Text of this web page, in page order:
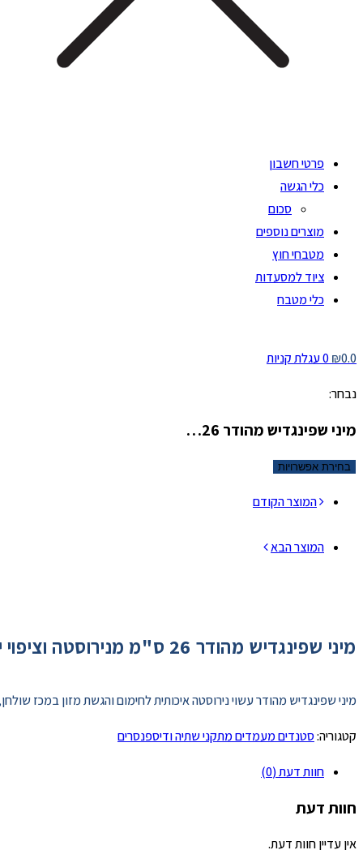
פרטי חשבון
כלי הגשה
סכום
מוצרים נוספים
מטבחי חוץ
ציוד למסעדות
כלי מטבח
₪0.0
0 עגלת קניות
נבחר:
מיני שפינגדיש מהודר 26…
בחירת אפשרויות
המוצר הקודם
המוצר הבא
מיני שפינגדיש מהודר 26 ס"מ מנירוסטה וציפוי ידיות זהב כולל מכסה
מיני שפינגדיש מהודר עשוי נירוסטה איכותית לחימום והגשת מזון במכז שולחן,
קטגוריה:סטנדים מעמדים מתקני שתיה ודיספנסרים
חוות דעת (0)
חוות דעת
אין עדיין חוות דעת.